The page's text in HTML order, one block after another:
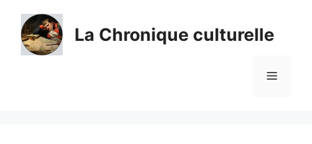
contenu
La Chronique culturelle
Menu